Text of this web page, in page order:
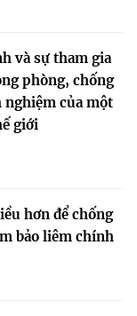
và sự tham gia
phòng, chống
của một
giới
hơn để chống
bảo liêm chính